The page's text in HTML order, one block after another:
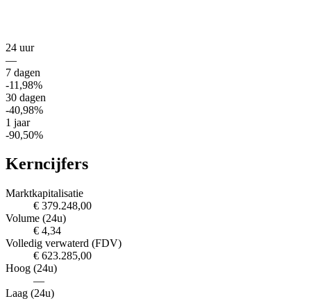
24 uur
—
7 dagen
-11,98%
30 dagen
-40,98%
1 jaar
-90,50%
Kerncijfers
Marktkapitalisatie
€ 379.248,00
Volume (24u)
€ 4,34
Volledig verwaterd (FDV)
€ 623.285,00
Hoog (24u)
—
Laag (24u)